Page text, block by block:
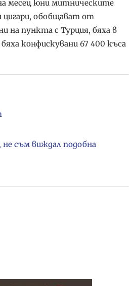
месец юни митническите
цигари, обобщават от
на пункта с Турция, бяха в
конфискувани 67 400 къса
съм виждал подобна